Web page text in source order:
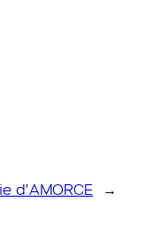
d’AMORCE →